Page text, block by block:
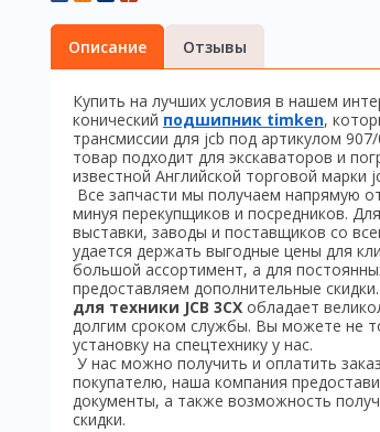
Описание Отзывы
Купить на лучших условия в нашем
конический подшипник timken,
трансмиссии для jcb под артикулом
товар подходит для экскаваторов и
известной Английской торговой марки
Все запчасти мы получаем напрямую
минуя перекупщиков и посредников.
выставки, заводы и поставщиков со
удается держать выгодные цены для
большой ассортимент, а для
предоставляем дополнительные скидки.
для техники JCB 3CXобладает
долгим сроком службы. Вы можете не
установку на спецтехнику у нас.
У нас можно получить и оплатить
покупателю, наша компания
документы, а также возможность
скидки.